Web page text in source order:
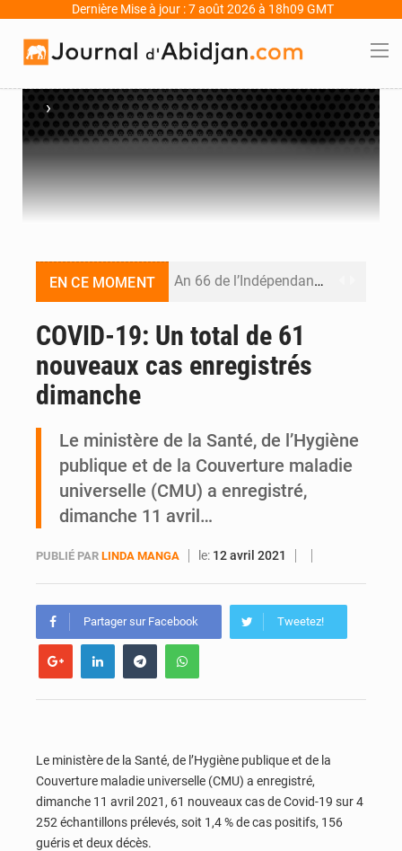
Dernière Mise à jour : 7 août 2026 à 18h09 GMT
›
EN CE MOMENT An 66 de l’Indépendance : l’Inde, la Guinée, le Bénin et le Gabon donnent une dimension internationale au défilé de Yopougon
Indépendance 2026 : Alassane Ouattara annonce une réforme électorale et gracie 2 064 détenus
Daloa : décès du colonel Karim Traoré, commandant de la Section de recherches de la gendarmerie après une activité sportive
COVID-19: Un total de 61
nouveaux cas enregistrés
dimanche
Le ministère de la Santé, de l’Hygiène
publique et de la Couverture maladie
universelle (CMU) a enregistré,
dimanche 11 avril…
PUBLIÉ PAR LINDA MANGA le: 12 avril 2021
Partager sur Facebook Tweetez!
Le ministère de la Santé, de l’Hygiène publique et de la
Couverture maladie universelle (CMU) a enregistré,
dimanche 11 avril 2021, 61 nouveaux cas de Covid-19 sur 4
252 échantillons prélevés, soit 1,4 % de cas positifs, 156
guéris et deux décès.